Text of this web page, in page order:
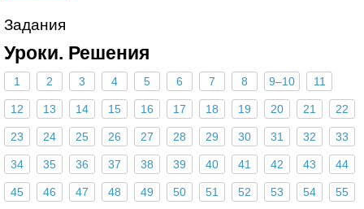
Задания
Уроки. Решения
1 2 3 4 5 6 7 8 9–10 11
12 13 14 15 16 17 18 19 20 21 22
23 24 25 26 27 28 29 30 31 32 33
34 35 36 37 38 39 40 41 42 43 44
45 46 47 48 49 50 51 52 53 54 55